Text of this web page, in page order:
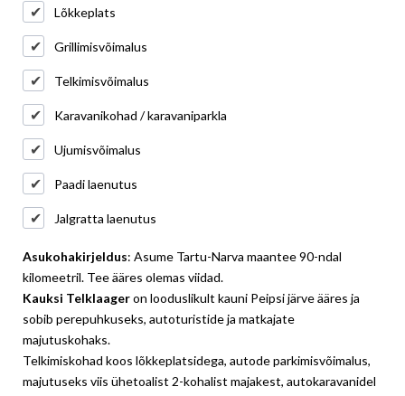
Lõkkeplats
Grillimisvõimalus
Telkimisvõimalus
Karavanikohad / karavaniparkla
Ujumisvõimalus
Paadi laenutus
Jalgratta laenutus
Asukohakirjeldus: Asume Tartu-Narva maantee 90-ndal
kilomeetril. Tee ääres olemas viidad.
Kauksi Telklaageron looduslikult kauni Peipsi järve ääres ja
sobib perepuhkuseks, autoturistide ja matkajate
majutuskohaks.
Telkimiskohad koos lõkkeplatsidega, autode parkimisvõimalus,
majutuseks viis ühetoalist 2-kohalist majakest, autokaravanidel